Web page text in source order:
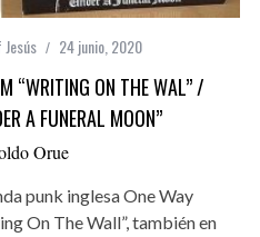
24 junio, 2020
“WRITING ON THE WAL” /
A FUNERAL MOON”
Orue
punk inglesa One Way
On The Wall”, también en